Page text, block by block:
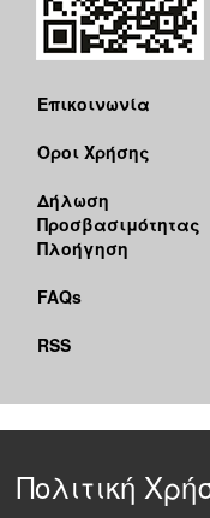
Επικοινωνία
Όροι Χρήσης
Δήλωση
Προσβασιμότητας
Πλοήγηση
FAQs
RSS
Πολιτική